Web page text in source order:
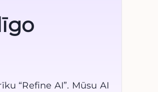
“Refine AI”. Mūsu AI